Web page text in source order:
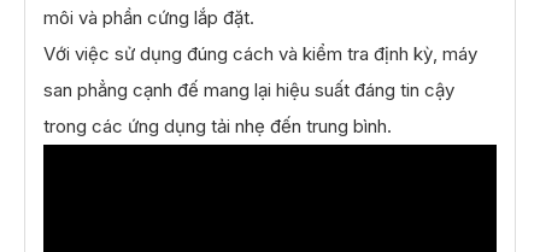
môi và phần cứng lắp đặt.
Với việc sử dụng đúng cách và kiểm tra định kỳ, máy
san phẳng cạnh đế mang lại hiệu suất đáng tin cậy
trong các ứng dụng tải nhẹ đến trung bình.